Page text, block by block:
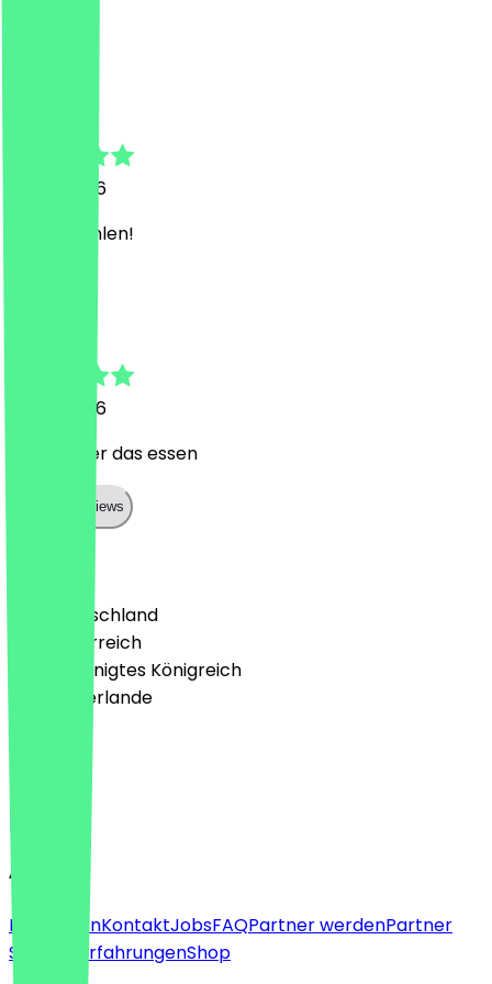
18. Juli 2026
Zu empfehlen!
18. Juli 2026
Sehr lecker das essen
Show all reviews
🇩🇪 Deutschland
🇦🇹 Österreich
🇬🇧 Vereinigtes Königreich
🇳🇱 Niederlande
Deutsch
English
About
Für FirmenKontaktJobsFAQPartner werdenPartner
Support
ErfahrungenShop